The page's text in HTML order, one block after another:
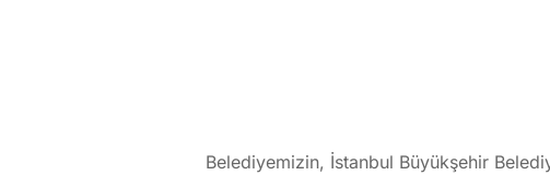
Belediyemizin, İstanbul Büyükşehir